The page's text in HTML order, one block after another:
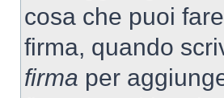
cosa che puoi
firma, quando
firma per